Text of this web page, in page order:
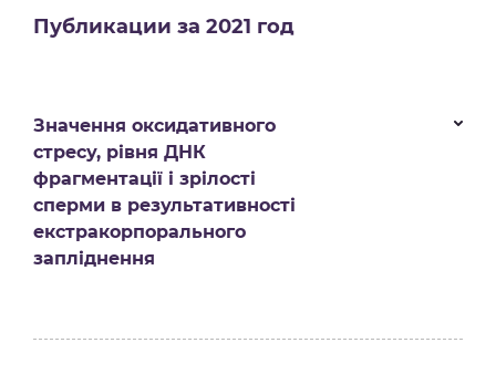
Публикации за 2021 год
Значення оксидативного
стресу, рівня ДНК
фрагментації і зрілості
сперми в результативності
екстракорпорального
запліднення